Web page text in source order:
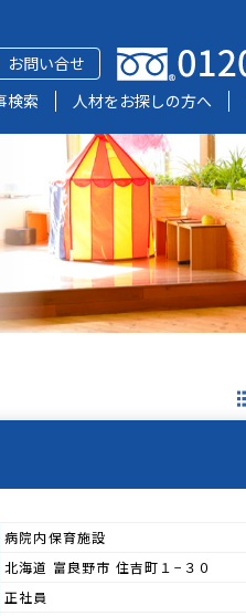
お問い合せ
検索 人材をお探しの方へ
病院内保育施設
北海道 富良野市 住吉町１−３０
正社員